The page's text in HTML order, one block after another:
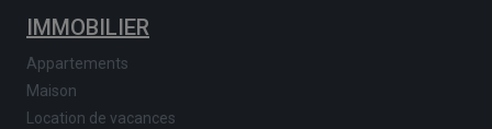
IMMOBILIER
Appartements
Maison
Location de vacances